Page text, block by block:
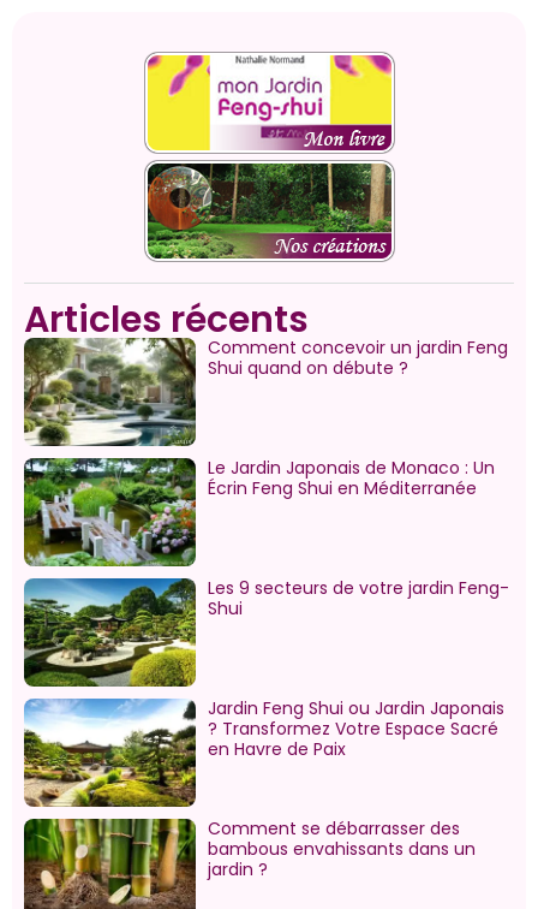
Articles récents
Comment concevoir un jardin Feng
Shui quand on débute ?
Le Jardin Japonais de Monaco : Un
Écrin Feng Shui en Méditerranée
Les 9 secteurs de votre jardin Feng-
Shui
Jardin Feng Shui ou Jardin Japonais
? Transformez Votre Espace Sacré
en Havre de Paix
Comment se débarrasser des
bambous envahissants dans un
jardin ?